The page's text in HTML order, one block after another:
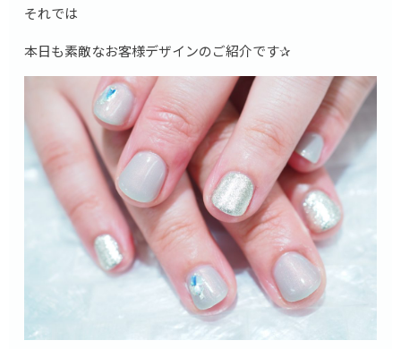
それでは
本日も素敵なお客様デザインのご紹介です✰